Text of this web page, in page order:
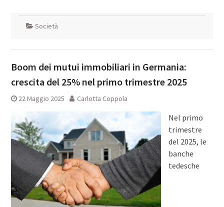
Società
Boom dei mutui immobiliari in Germania:
crescita del 25% nel primo trimestre 2025
22 Maggio 2025 Carlotta Coppola
Nel primo
trimestre
del 2025, le
banche
tedesche